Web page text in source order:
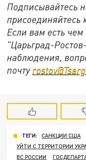
Подписывайтесь
присоединяйтесь
Если вам есть
"Царьград-
наблюдения,
почту
ТЕГИ: САНКЦИИ США
УЙТИ С ТЕРРИТОРИИ
ВС РОССИИ